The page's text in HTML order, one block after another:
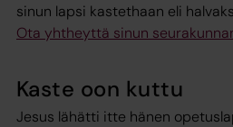
sinun lapsi kastethaan eli
Ota yhtheyttä sinun
Kaste oon kuttu
Jesus lähätti itte hänen